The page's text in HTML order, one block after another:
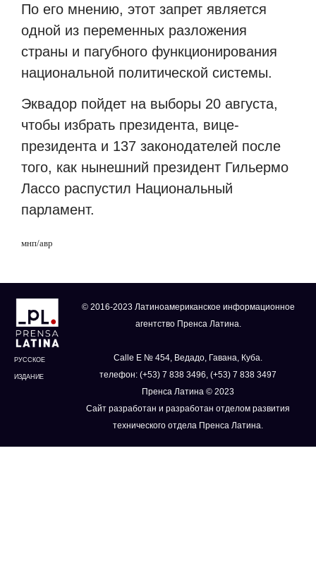
По его мнению, этот запрет является
одной из переменных разложения
страны и пагубного функционирования
национальной политической системы.
Эквадор пойдет на выборы 20 августа,
чтобы избрать президента, вице-
президента и 137 законодателей после
того, как нынешний президент Гильермо
Лассо распустил Национальный
парламент.
мнп/авр
РУССКОЕ
ИЗДАНИЕ
© 2016-2023 Латиноамериканское информационное
агентство Пренса Латина.
Calle E № 454, Ведадо, Гавана, Куба.
телефон: (+53) 7 838 3496, (+53) 7 838 3497
Пренса Латина © 2023
Сайт разработан и разработан отделом развития
технического отдела Пренса Латина.